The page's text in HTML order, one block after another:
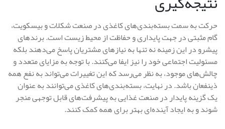
حرکت به سمت بسته‌بندی‌های کاغذی در صنعت شکلات و بیسکویت،
گام مثبتی در جهت پایداری و حفاظت از محیط زیست است. برندهای
پیشرو در این زمینه نه تنها به نیازهای مشتریان پاسخ می‌دهند بلکه
مسئولیت اجتماعی خود را نیز ایفا می‌کنند. با توجه به مزایای متعدد و
چالش‌های موجود، به نظر می‌رسد که این تغییرات می‌تواند به نفع همه
ذینفعان باشد. در نهایت، بسته‌بندی‌های کاغذی می‌توانند به عنوان
یک گزینه پایدار در صنعت غذایی به پیشرفت‌های قابل توجهی منجر
شوند و به ایجاد آینده‌ای بهتر برای همه کمک کنند.